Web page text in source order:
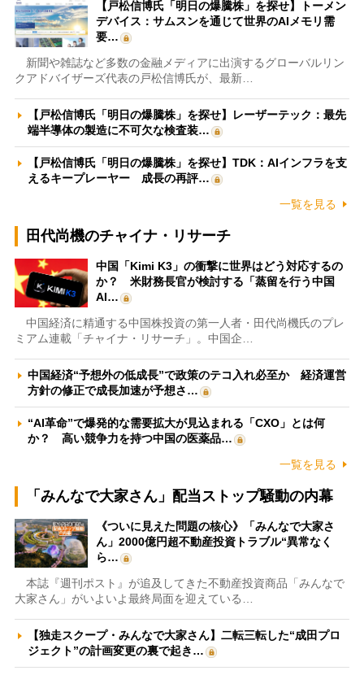
【戸松信博氏「明日の爆騰株」を探せ】トーメン
デバイス：サムスンを通じて世界のAIメモリ需
要…
新聞や雑誌など多数の金融メディアに出演するグローバルリン
クアドバイザーズ代表の戸松信博氏が、最新…
【戸松信博氏「明日の爆騰株」を探せ】レーザーテック：最先
端半導体の製造に不可欠な検査装…
【戸松信博氏「明日の爆騰株」を探せ】TDK：AIインフラを支
えるキープレーヤー 成長の再評…
一覧を見る
田代尚機のチャイナ・リサーチ
中国「Kimi K3」の衝撃に世界はどう対応するの
か？ 米財務長官が検討する「蒸留を行う中国
AI…
中国経済に精通する中国株投資の第一人者・田代尚機氏のプレ
ミアム連載「チャイナ・リサーチ」。中国企…
中国経済“予想外の低成長”で政策のテコ入れ必至か 経済運営
方針の修正で成長加速が予想さ…
“AI革命”で爆発的な需要拡大が見込まれる「CXO」とは何
か？ 高い競争力を持つ中国の医薬品…
一覧を見る
「みんなで大家さん」配当ストップ騒動の内幕
《ついに見えた問題の核心》「みんなで大家さ
ん」2000億円超不動産投資トラブル“異常なく
ら…
本誌『週刊ポスト』が追及してきた不動産投資商品「みんなで
大家さん」がいよいよ最終局面を迎えている…
【独走スクープ・みんなで大家さん】二転三転した“成田プロ
ジェクト”の計画変更の裏で起き…